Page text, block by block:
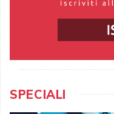
SPECIALI